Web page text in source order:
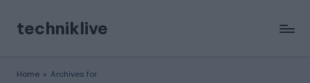
Skiptechniklive
Home » Archives for